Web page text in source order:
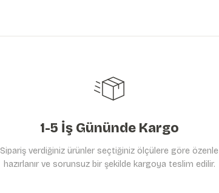
Gönder
1-5 İş Gününde Kargo
Sipariş verdiğiniz ürünler seçtiğiniz ölçülere göre özenle
hazırlanır ve sorunsuz bir şekilde kargoya teslim edilir.